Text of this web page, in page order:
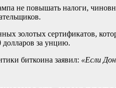
не повышать налоги,
золотых сертификатов,
за унцию.
биткоина заявил: «Если